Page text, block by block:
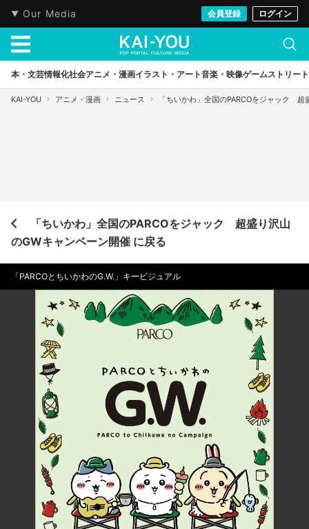
Our Media 会員登録 ログイン
本・文芸情報化社会アニメ・漫画イラスト・アート音楽・映像ゲームストリート
KAI-YOU アニメ・漫画 ニュース 「ちいかわ」全国のPARCOをジャック 超
「ちいかわ」全国のPARCOをジャック 超盛り沢山
のGWキャンペーン開催 に戻る
「PARCOとちいかわのG.W.」キービジュアル